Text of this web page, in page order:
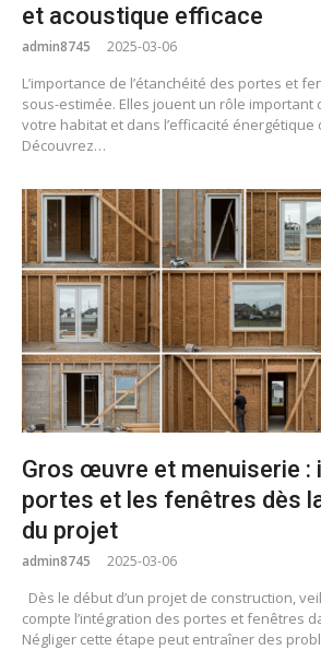
et acoustique efficace
admin8745 2025-03-06
L’importance de l’étanchéité des portes et
sous-estimée. Elles jouent un rôle important
votre habitat et dans l’efficacité énergétique
Découvrez…
Gros œuvre et menuiserie :
portes et les fenêtres dès
du projet
admin8745 2025-03-06
Dès le début d’un projet de construction,
compte l’intégration des portes et fenêtres
Négliger cette étape peut entraîner des